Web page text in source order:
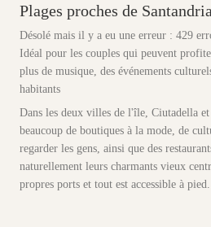
Plages proches de Santandria
Désolé mais il y a eu une erreur : 429
Idéal pour les couples qui peuvent
plus de musique, des événements
habitants
Dans les deux villes de l'île, Ciutadella
beaucoup de boutiques à la mode, de
regarder les gens, ainsi que des
naturellement leurs charmants vieux
propres ports et tout est accessible à pied.